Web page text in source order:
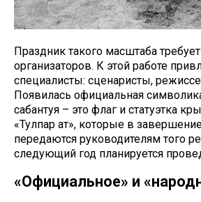
Праздник такого масштаба
организаторов. К этой работе
специалисты: сценаристы,
Появилась официальная
сабантуя – это флаг и статуэтка
«Тулпар ат», которые в
передаются руководителям того
следующий год планируется
«Официальное» и